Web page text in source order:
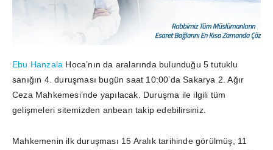
Ebu Hanzala Hoca’nın da aralarında bulunduğu 5 tutuklu
sanığın 4. duruşması bugün saat 10:00’da Sakarya 2. Ağır
Ceza Mahkemesi’nde yapılacak. Duruşma ile ilgili tüm
gelişmeleri sitemizden anbean takip edebilirsiniz.
Mahkemenin ilk duruşması 15 Aralık tarihinde görülmüş, 11